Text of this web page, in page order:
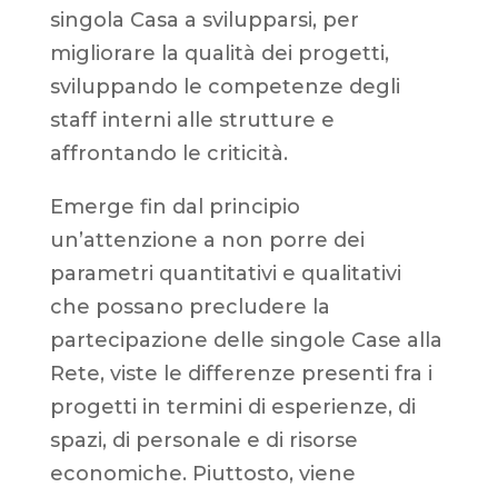
singola Casa a svilupparsi, per
migliorare la qualità dei progetti,
sviluppando le competenze degli
staff interni alle strutture e
affrontando le criticità.
Emerge fin dal principio
un’attenzione a non porre dei
parametri quantitativi e qualitativi
che possano precludere la
partecipazione delle singole Case alla
Rete, viste le differenze presenti fra i
progetti in termini di esperienze, di
spazi, di personale e di risorse
economiche. Piuttosto, viene